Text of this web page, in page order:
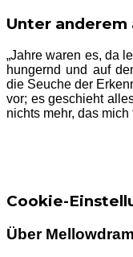
Unter anderem
„Jahre waren es, da
hungernd und auf
die Seuche der
vor; es geschieht
nichts mehr, das mich
Cookie-
Über